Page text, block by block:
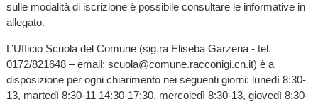
sulle modalità di iscrizione è possibile consultare le informative in
allegato.
L’Ufficio Scuola del Comune (sig.ra Eliseba Garzena - tel.
0172/821648 – email: scuola@comune.racconigi.cn.it) è a
disposizione per ogni chiarimento nei seguenti giorni: lunedì 8:30-
13, martedì 8:30-11 14:30-17:30, mercoledì 8:30-13, giovedì 8:30-